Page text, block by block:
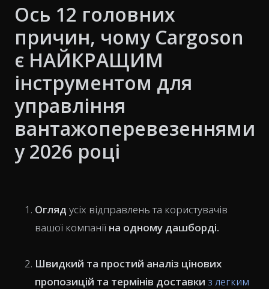
Ось 12 головних
причин, чому Cargoson
є НАЙКРАЩИМ
інструментом для
управління
вантажоперевезеннями
у 2026 році
Огляд усіх відправлень та користувачів
вашої компанії на одному дашборді.
Швидкий та простий аналіз цінових
пропозицій та термінів доставки з легким